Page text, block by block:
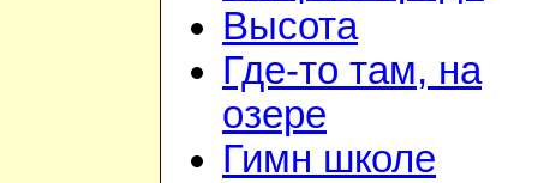
Высота
Где-то там, на
озере
Гимн школе